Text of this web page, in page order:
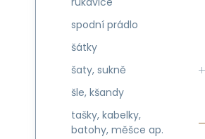
spodní prádlo
šátky
šaty, sukně
šle, kšandy
tašky, kabelky,
batohy, měšce ap.